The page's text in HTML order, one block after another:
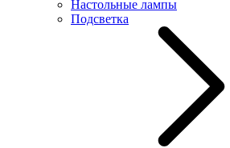
Настольные лампы
Подсветка